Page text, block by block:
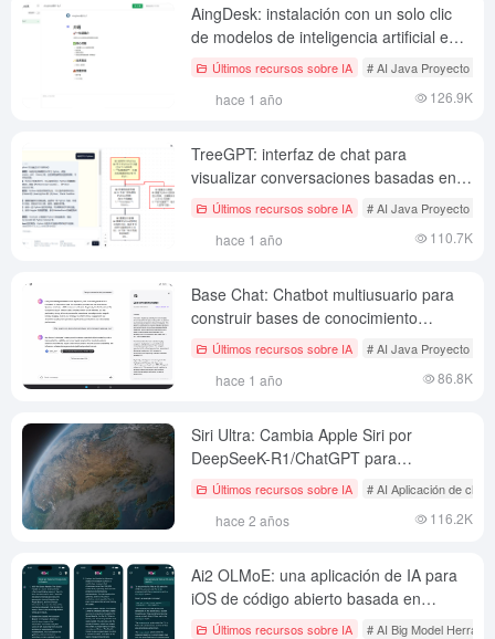
AingDesk: instalación con un solo clic
de modelos de inteligencia artificial e
interfaces de chat en ordenadores
Últimos recursos sobre IA # AI Java Proyecto de
hace 1 año 126.9K
TreeGPT: interfaz de chat para
visualizar conversaciones basadas en
árbolesÚltimos recursos sobre IA # AI Java Proyecto de
hace 1 año 110.7K
Base Chat: Chatbot multiusuario para
construir bases de conocimiento
basadas en Ragie
Últimos recursos sobre IA # AI Java Proyecto de
hace 1 año 86.8K
Siri Ultra: Cambia Apple Siri por
DeepSeeK-R1/ChatGPT para
conversaciones y búsquedas en línea
Últimos recursos sobre IA # AI Aplicación de chat
hace 2 años 116.2K
Ai2 OLMoE: una aplicación de IA para
iOS de código abierto basada en
modelos OLMoE que funcionan sin
Últimos recursos sobre IA # AI Big Model